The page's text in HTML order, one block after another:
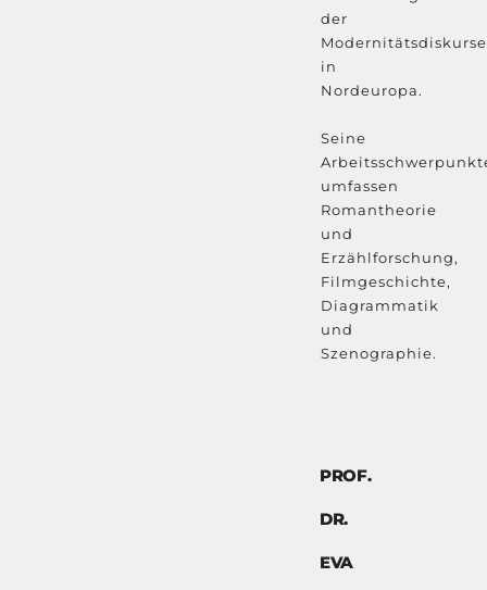
der
Modernitätsdiskurse
in
Nordeuropa.
Seine
umfassen
Romantheorie
und
Erzählforschung,
Filmgeschichte,
Diagrammatik
und
Szenographie.
PROF.
DR.
EVA